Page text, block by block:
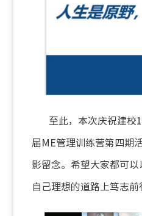
至此，本次庆祝建校
届 ME管理训练营第四期
影留念。希望大家都可
自己理想的道路上笃志前